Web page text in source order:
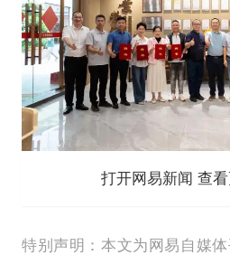
打开网易新闻 查
特别声明：本文为网易自媒